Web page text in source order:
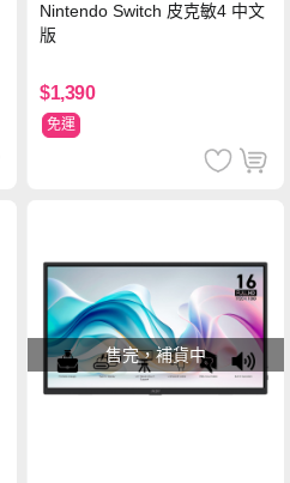
Nintendo Switch 皮克敏4 中文
版
$1,390
免運
售完，補貨中